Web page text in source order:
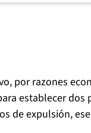
por razones
establecer dos
de expulsión,